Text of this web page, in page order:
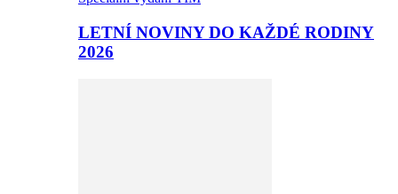
LETNÍ NOVINY DO KAŽDÉ RODINY
2026